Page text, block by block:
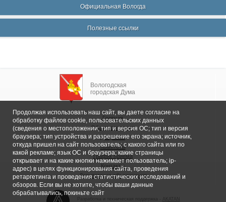
Официальная Вологда
Полезные ссылки
Вологодская
городская Дума
Главная
Общие сведения
Депутаты
Комитеты
График приема
Контакты
Депутатские объединения
Продолжая использовать наш сайт, вы даете согласие на
обработку файлов cookie, пользовательских данных
(сведения о местоположении; тип и версия ОС; тип и версия
браузера; тип устройства и разрешение его экрана; источник,
откуда пришел на сайт пользователь; с какого сайта или по
какой рекламе; язык ОС и браузера; какие страницы
открывает и на какие кнопки нажимает пользователь; ip-
адрес) в целях функционирования сайта, проведения
ретаргетинга и проведения статистических исследований и
обзоров. Если вы не хотите, чтобы ваши данные
обрабатывались, покиньте сайт